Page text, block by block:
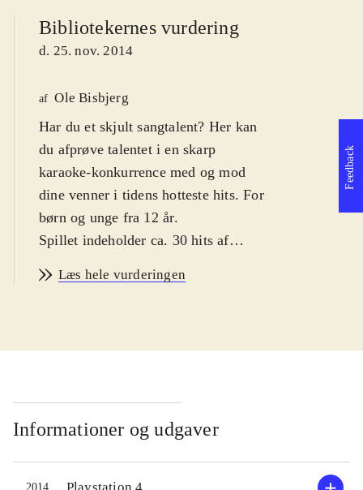
Bibliotekernes vurdering
d. 25. nov. 2014
af Ole Bisbjerg
Har du et skjult sangtalent? Her kan
du afprøve talentet i en skarp
karaoke-konkurrence med og mod
dine venner i tidens hotteste hits. For
børn og unge fra 12 år.
Spillet indeholder ca. 30 hits af
One Direction, Selena Gomez, Lionel
kan man købe flere sange, og
udgivelser i serien anvendes. Man
interagerer med spillet via mikrofon
(trådløs eller kabel) eller via en app
på smartphonen. Gameplay er det
Læs hele vurderingen
Informationer og udgaver
2014
Feedback